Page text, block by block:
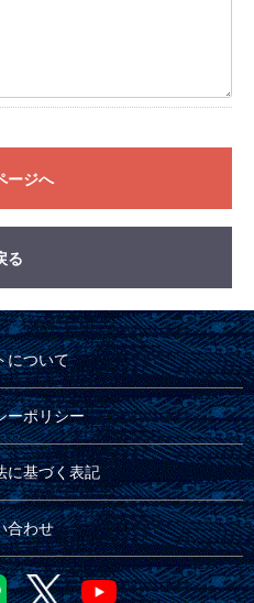
ージへ
る
について
ーポリシー
に基づく表記
合わせ